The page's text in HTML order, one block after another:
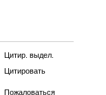
Цитир. выдел.
Цитировать
Пожаловаться